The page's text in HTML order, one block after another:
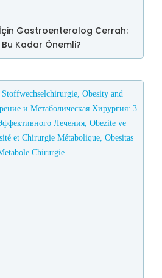
Gastroenterolog Cerrah:
Kadar Önemli?